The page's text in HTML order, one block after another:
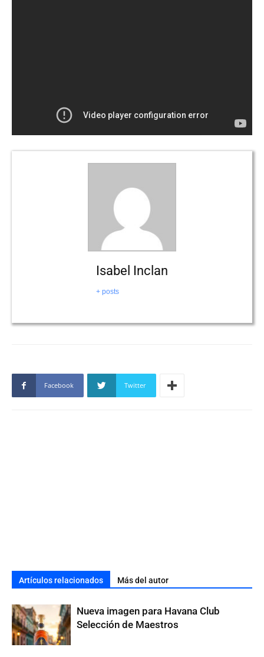
Isabel Inclan
+ posts
Facebook Twitter
Artículos relacionados Más del autor
Nueva imagen para Havana Club
Selección de Maestros